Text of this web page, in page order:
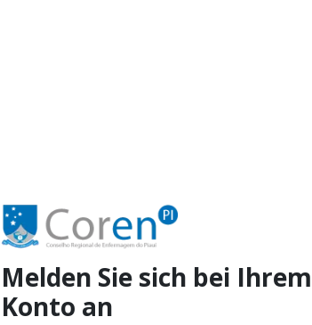
Melden Sie sich bei Ihrem
Konto an